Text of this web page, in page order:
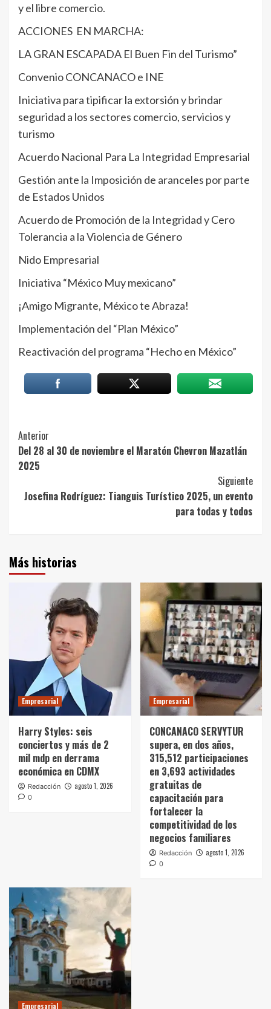
y el libre comercio.
ACCIONES EN MARCHA:
LA GRAN ESCAPADA El Buen Fin del Turismo”
Convenio CONCANACO e INE
Iniciativa para tipificar la extorsión y brindar
seguridad a los sectores comercio, servicios y
turismo
Acuerdo Nacional Para La Integridad Empresarial
Gestión ante la Imposición de aranceles por parte
de Estados Unidos
Acuerdo de Promoción de la Integridad y Cero
Tolerancia a la Violencia de Género
Nido Empresarial
Iniciativa “México Muy mexicano”
¡Amigo Migrante, México te Abraza!
Implementación del “Plan México”
Reactivación del programa “Hecho en México”
Post
Navigation
Anterior
Del 28 al 30 de noviembre el Maratón Chevron Mazatlán
2025
Siguiente
Josefina Rodríguez: Tianguis Turístico 2025, un evento
para todas y todos
Más historias
Empresarial
Harry Styles: seis
conciertos y más de 2
mil mdp en derrama
económica en CDMX
Redacción agosto 1, 2026
0
Empresarial
CONCANACO SERVYTUR
supera, en dos años,
315,512 participaciones
en 3,693 actividades
gratuitas de
capacitación para
fortalecer la
competitividad de los
negocios familiares
Redacción agosto 1, 2026
0
Empresarial